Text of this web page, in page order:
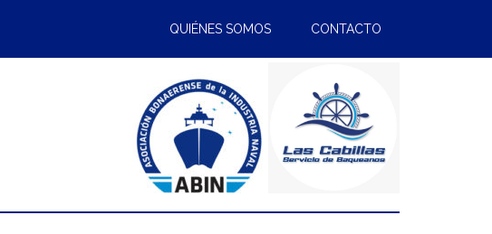
QUIÉNES SOMOS CONTACTO